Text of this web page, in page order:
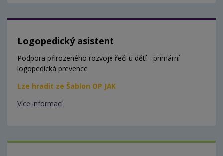
Logopedický asistent
Podpora přirozeného rozvoje řeči u dětí - primární
logopedická prevence
Lze hradit ze Šablon OP JAK
Více informací